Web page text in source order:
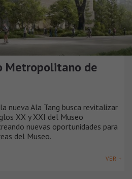
Metropolitano de
nueva Ala Tang busca revitalizar
XX y XXI del Museo
nuevas oportunidades para
del Museo.
VER +